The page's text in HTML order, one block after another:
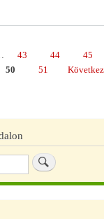
Page
43 Page
44 Page
45
Page
50 Page
51